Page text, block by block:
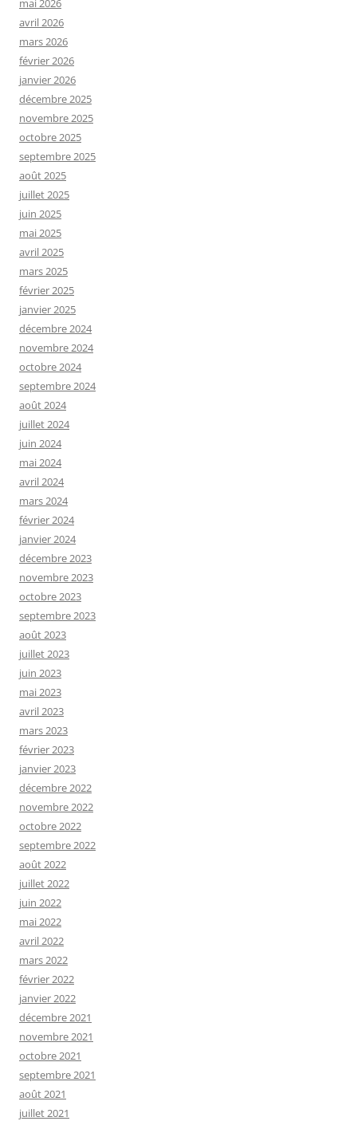
mai 2026
avril 2026
mars 2026
février 2026
janvier 2026
décembre 2025
novembre 2025
octobre 2025
septembre 2025
août 2025
juillet 2025
juin 2025
mai 2025
avril 2025
mars 2025
février 2025
janvier 2025
décembre 2024
novembre 2024
octobre 2024
septembre 2024
août 2024
juillet 2024
juin 2024
mai 2024
avril 2024
mars 2024
février 2024
janvier 2024
décembre 2023
novembre 2023
octobre 2023
septembre 2023
août 2023
juillet 2023
juin 2023
mai 2023
avril 2023
mars 2023
février 2023
janvier 2023
décembre 2022
novembre 2022
octobre 2022
septembre 2022
août 2022
juillet 2022
juin 2022
mai 2022
avril 2022
mars 2022
février 2022
janvier 2022
décembre 2021
novembre 2021
octobre 2021
septembre 2021
août 2021
juillet 2021